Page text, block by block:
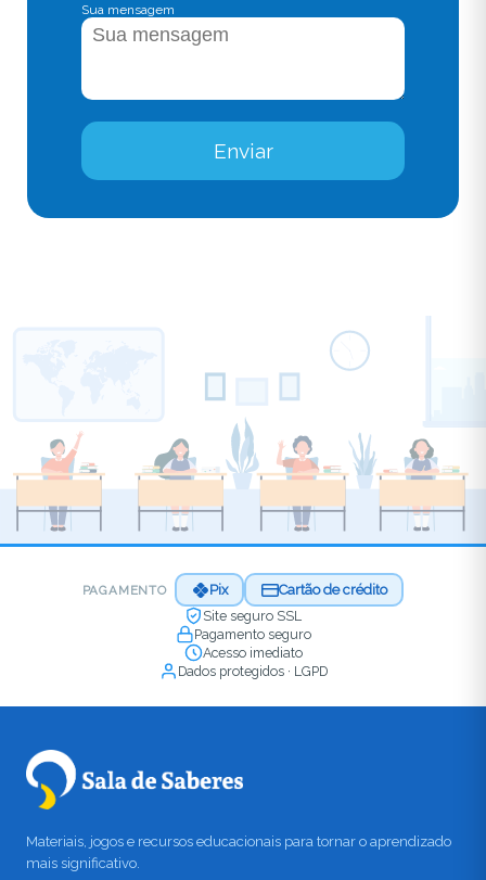
Sua mensagem
Enviar
PAGAMENTO Pix
Cartão de crédito
Site seguro SSL
Pagamento seguro
Acesso imediato
Dados protegidos · LGPD
Materiais, jogos e recursos educacionais para tornar o aprendizado
mais significativo.